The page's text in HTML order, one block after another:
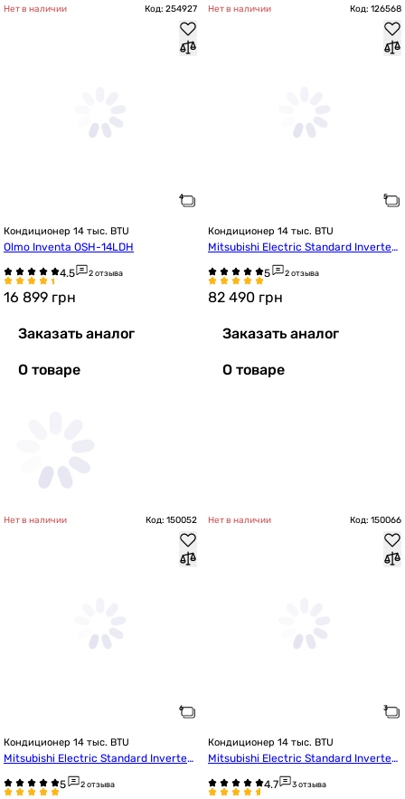
Нет в наличии Код: 254927
Кондиционер 14 тыс. BTU
Olmo Inventa OSH-14LDH
2 отзыва
16 899 грн
Заказать аналог
О товаре
Нет в наличии Код: 126568
Кондиционер 14 тыс. BTU
Mitsubishi Electric Standard Inverter
MSZ-SF42VE/MUZ-SF42VE
2 отзыва
82 490 грн
Заказать аналог
О товаре
Нет в наличии Код: 150052
Кондиционер 14 тыс. BTU
Mitsubishi Electric Standard Inverter
MSZ-AP42VGK/MUZ-AP42VG
2 отзыва
Нет в наличии Код: 150066
Кондиционер 14 тыс. BTU
Mitsubishi Electric Standard Inverter
MSZ-AP42VG/MUZ-AP42VG
3 отзыва